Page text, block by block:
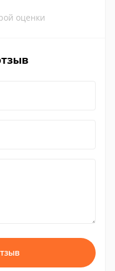
оценки